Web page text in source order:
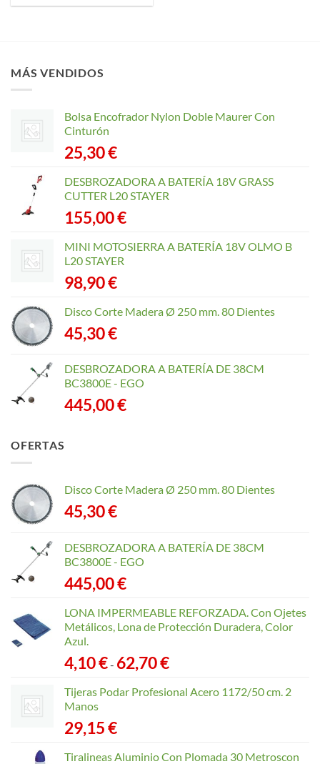
MÁS VENDIDOS
Bolsa Encofrador Nylon Doble Maurer Con
Cinturón
25,30€
DESBROZADORA A BATERÍA 18V GRASS
CUTTER L20 STAYER
155,00€
MINI MOTOSIERRA A BATERÍA 18V OLMO B
L20 STAYER
98,90€
Disco Corte Madera Ø 250 mm. 80 Dientes
45,30€
DESBROZADORA A BATERÍA DE 38CM
BC3800E - EGO
445,00€
OFERTAS
Disco Corte Madera Ø 250 mm. 80 Dientes
45,30€
DESBROZADORA A BATERÍA DE 38CM
BC3800E - EGO
445,00€
LONA IMPERMEABLE REFORZADA. Con Ojetes
Metálicos, Lona de Protección Duradera, Color
Azul.
4,10€- 62,70€Rango
precios:
Tijeras Podar Profesional Acero 1172/50 cm. 2
Manos
29,15€
Tiralineas Aluminio Con Plomada 30 Metroscon